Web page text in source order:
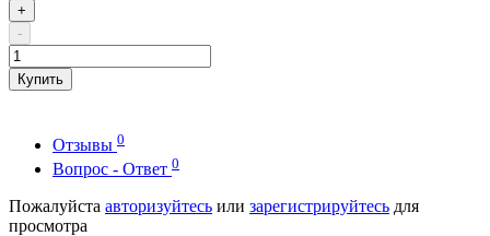
+
-
Купить
Отзывы 0
Вопрос - Ответ 0
Пожалуйста авторизуйтесь или зарегистрируйтесь для
просмотра